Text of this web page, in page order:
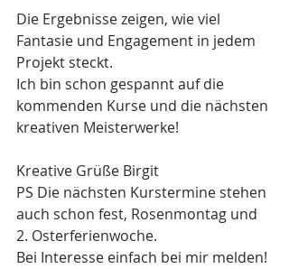
Die Ergebnisse zeigen, wie viel
Fantasie und Engagement in jedem
Projekt steckt.
Ich bin schon gespannt auf die
kommenden Kurse und die nächsten
kreativen Meisterwerke!
Kreative Grüße Birgit
PS Die nächsten Kurstermine stehen
auch schon fest, Rosenmontag und
2. Osterferienwoche.
Bei Interesse einfach bei mir melden!